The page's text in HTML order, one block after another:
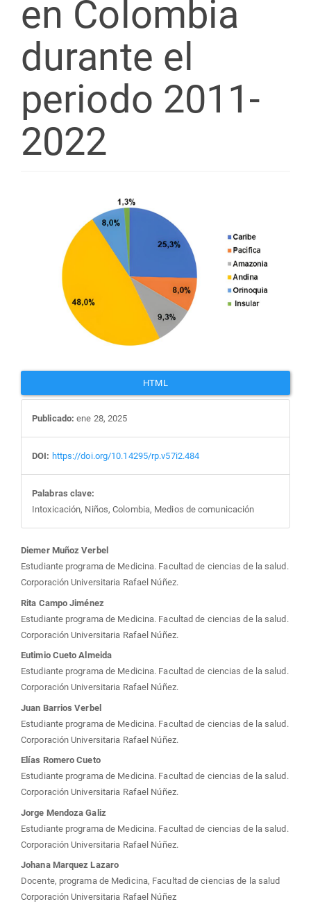
en Colombia
durante el
periodo 2011-
2022
lateral
del
artículo
HTML
Publicado: ene 28, 2025
DOI: https://doi.org/10.14295/rp.v57i2.484
Palabras clave:
Intoxicación, Niños, Colombia, Medios de comunicación
Contenido
principal
del
artículo
Diemer Muñoz Verbel
Estudiante programa de Medicina. Facultad de ciencias de la salud.
Corporación Universitaria Rafael Núñez.
Rita Campo Jiménez
Estudiante programa de Medicina. Facultad de ciencias de la salud.
Corporación Universitaria Rafael Núñez.
Eutimio Cueto Almeida
Estudiante programa de Medicina. Facultad de ciencias de la salud.
Corporación Universitaria Rafael Núñez.
Juan Barrios Verbel
Estudiante programa de Medicina. Facultad de ciencias de la salud.
Corporación Universitaria Rafael Núñez.
Elías Romero Cueto
Estudiante programa de Medicina. Facultad de ciencias de la salud.
Corporación Universitaria Rafael Núñez.
Jorge Mendoza Galiz
Estudiante programa de Medicina. Facultad de ciencias de la salud.
Corporación Universitaria Rafael Núñez.
Johana Marquez Lazaro
Docente, programa de Medicina, Facultad de ciencias de la salud
Corporación Universitaria Rafael Núñez